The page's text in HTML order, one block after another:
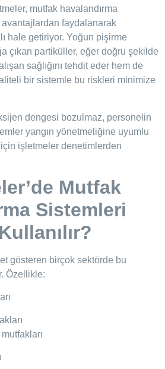
mutfak havalandırma
avantajlardan faydalanarak
hale getiriyor. Yoğun pişirme
çıkan partiküller, eğer doğru şekilde
sağlığını tehdit eder hem de
bir sistemle bu riskleri minimize
dengesi bozulmaz, personelin
yangın yönetmeliğine uyumlu
işletmeler denetimlerden
Mutfak
Sistemleri
gösteren birçok sektörde bu
Özellikle: